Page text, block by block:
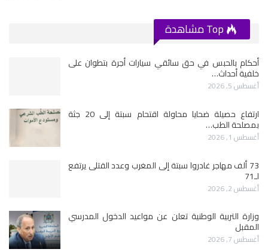
أحكام بالحبس في حق سائقي سيارات أجرة بتطوان على
خلفية أحداث…
أغسطس 5, 2026
ارتفاع حصيلة ضحايا محاولة اقتحام سبتة إلى 20 جثة
بمصلحة الطب…
أغسطس 1, 2026
73 ألف مهاجر غادروا سبتة إلى المغرب وعدد القتلى يرتفع
لـ71
أغسطس 2, 2026
وزارة التربية الوطنية تعلن عن مواعيد الدخول المدرسي
المقبل
أغسطس 7, 2026